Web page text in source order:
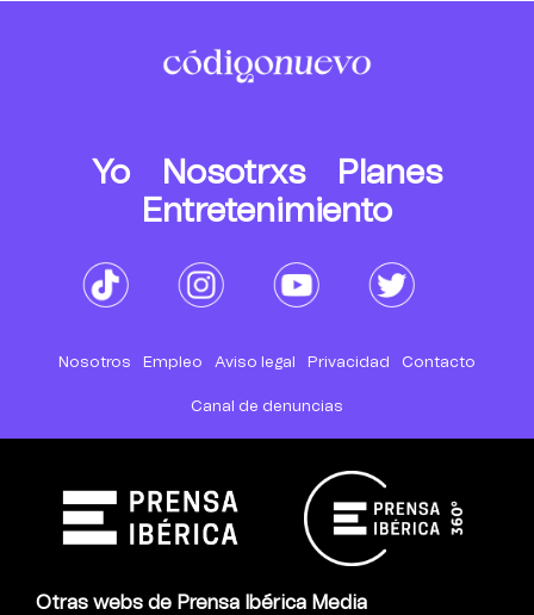
Yo Nosotrxs
Planes
Entretenimiento
Nosotros Empleo Aviso legal Privacidad Contacto
Canal de denuncias
Otras webs de Prensa Ibérica Media